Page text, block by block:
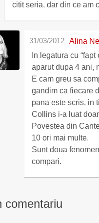
citit seria, dar din ce am
Alina
31/03/2012
In legatura cu
aparut dupa 4 ani,
E cam greu sa
gandim ca fiecare
pana este scris, in
Collins i-a luat
Povestea din
10 ori mai multe.
Sunt doua
compari.
comentariu